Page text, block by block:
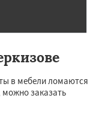
в мебели ломаются
заказать